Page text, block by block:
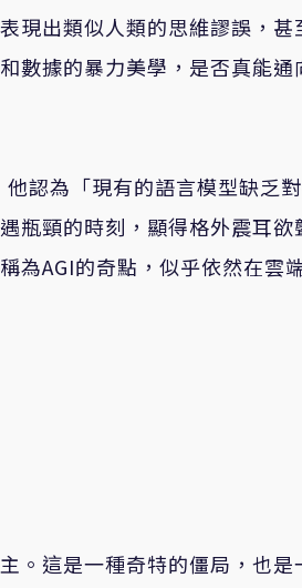
現出類似人類的思維謬誤，甚
數據的暴力美學，是否真能通
認為「現有的語言模型缺乏
瓶頸的時刻，顯得格外震耳欲
為AGI的奇點，似乎依然在雲
。這是一種奇特的僵局，也是